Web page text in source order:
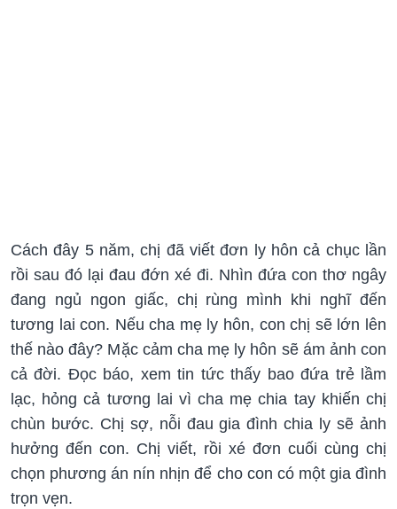
Cách đây 5 năm, chị đã viết đơn ly hôn cả chục lần
rồi sau đó lại đau đớn xé đi. Nhìn đứa con thơ ngây
đang ngủ ngon giấc, chị rùng mình khi nghĩ đến
tương lai con. Nếu cha mẹ ly hôn, con chị sẽ lớn lên
thế nào đây? Mặc cảm cha mẹ ly hôn sẽ ám ảnh con
cả đời. Đọc báo, xem tin tức thấy bao đứa trẻ lầm
lạc, hỏng cả tương lai vì cha mẹ chia tay khiến chị
chùn bước. Chị sợ, nỗi đau gia đình chia ly sẽ ảnh
hưởng đến con. Chị viết, rồi xé đơn cuối cùng chị
chọn phương án nín nhịn để cho con có một gia đình
trọn vẹn.